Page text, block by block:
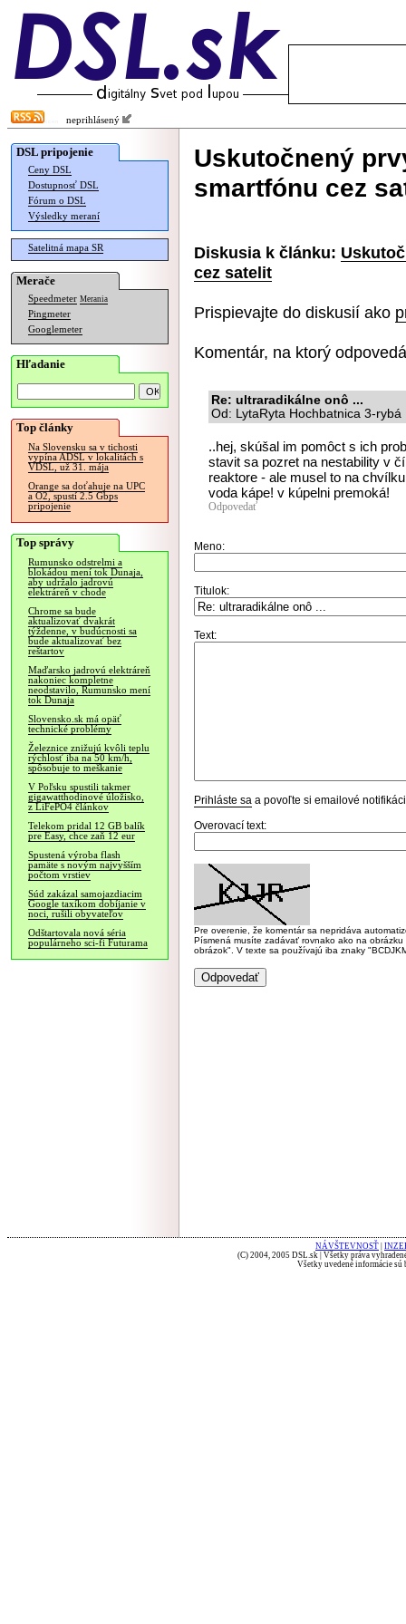
neprihlásený
DSL pripojenie
Ceny DSL
Dostupnosť DSL
Fórum o DSL
Výsledky meraní
Satelitná mapa SR
Merače
Speedmeter Merania
Pingmeter
Googlemeter
Hľadanie
Top články
Na Slovensku sa v tichosti
vypína ADSL v lokalitách s
VDSL, už 31. mája
Orange sa doťahuje na UPC
a O2, spustí 2.5 Gbps
pripojenie
Top správy
Rumunsko odstrelmi a
blokádou mení tok Dunaja,
aby udržalo jadrovú
elektráreň v chode
Chrome sa bude
aktualizovať dvakrát
týždenne, v budúcnosti sa
bude aktualizovať bez
reštartov
Maďarsko jadrovú elektráreň
nakoniec kompletne
neodstavilo, Rumunsko mení
tok Dunaja
Slovensko.sk má opäť
technické problémy
Železnice znižujú kvôli teplu
rýchlosť iba na 50 km/h,
spôsobuje to meškanie
V Poľsku spustili takmer
gigawatthodinové úložisko,
z LiFePO4 článkov
Telekom pridal 12 GB balík
pre Easy, chce zaň 12 eur
Spustená výroba flash
pamäte s novým najvyšším
počtom vrstiev
Súd zakázal samojazdiacim
Google taxíkom dobíjanie v
noci, rušili obyvateľov
Odštartovala nová séria
populárneho sci-fi Futurama
Uskutočnený
smartfónu cez
Diskusia k článku:
cez satelit
Prispievajte do diskusií ako
Komentár, na ktorý
Re: ultraradikálne onô ...
Od: LytaRyta Hochbatnica 3-
..hej, skúšal im pomôct s ich
stavit sa pozret na nestability v
reaktore - ale musel to na
voda kápe! v kúpelni premoká!
Odpovedať
Meno:
Titulok:
Text:
Prihláste sa a povoľte si emailové
Overovací text:
Pre overenie, že komentár sa nepridáva
Písmená musíte zadávať rovnako ako na
obrázok". V texte sa používajú iba znaky
NÁVŠTEVNOSŤ
(C) 2004, 2005 DSL.sk | Všetky práva
Všetky uvedené informácie sú